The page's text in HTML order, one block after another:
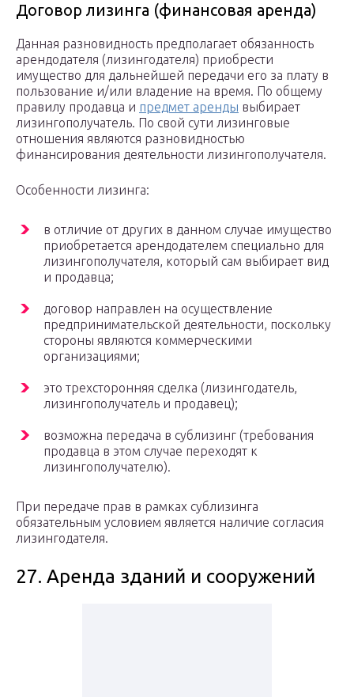
Договор лизинга (финансовая аренда)
Данная разновидность предполагает обязанность
арендодателя (лизингодателя) приобрести
имущество для дальнейшей передачи его за плату в
пользование и/или владение на время. По общему
правилу продавца и предмет аренды выбирает
лизингополучатель. По свой сути лизинговые
отношения являются разновидностью
финансирования деятельности лизингополучателя.
Особенности лизинга:
в отличие от других в данном случае имущество
приобретается арендодателем специально для
лизингополучателя, который сам выбирает вид
и продавца;
договор направлен на осуществление
предпринимательской деятельности, поскольку
стороны являются коммерческими
организациями;
это трехсторонняя сделка (лизингодатель,
лизингополучатель и продавец);
возможна передача в сублизинг (требования
продавца в этом случае переходят к
лизингополучателю).
При передаче прав в рамках сублизинга
обязательным условием является наличие согласия
лизингодателя.
27. Аренда зданий и сооружений